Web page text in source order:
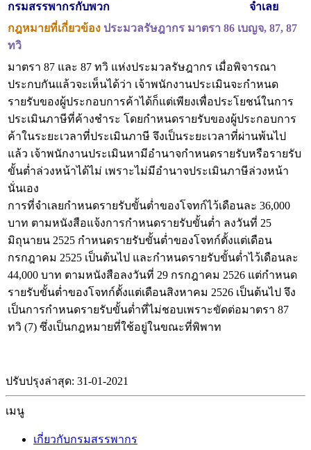
กรมสรรพากรกับพวก
จำเลย
กฎหมายที่เกี่ยวข้อง ประมวลรัษฎากร มาตรา 86 เบญจ, 87, 87
ทวิ
มาตรา 87 และ 87 ทวิ แห่งประมวลรัษฎากร เมื่อพิจารณา
ประกบกันแล้วจะเห็นได้ว่า เจ้าพนักงานประเมินจะกำหนด
รายรับของผู้ประกอบการค้าได้ก็แต่เพียงเพื่อประโยชน์ในการ
ประเมินภาษีที่ค้างชำระ โดยกำหนดรายรับของผู้ประกอบการ
ค้าในระยะเวลาที่ประเมินภาษี จึงเป็นระยะเวลาที่ผ่านพ้นไป
แล้ว เจ้าพนักงานประเมินหามีอำนาจกำหนดรายรับหรือรายรับ
ขั้นต่ำล่วงหน้าได้ไม่ เพราะไม่มีอำนาจประเมินภาษีล่วงหน้า
นั่นเอง
การที่จำเลยกำหนดรายรับขั้นต่ำของโจทก์ไว้เดือนละ 36,000
บาท ตามหนังสือแจ้งการกำหนดรายรับขั้นต่ำ ลงวันที่ 25
มิถุนายน 2525 กำหนดรายรับขั้นต่ำของโจทก์ตั้งแต่เดือน
กรกฎาคม 2525 เป็นต้นไป และกำหนดรายรับขั้นต่ำไว้เดือนละ
44,000 บาท ตามหนังสือลงวันที่ 29 กรกฎาคม 2526 แต่กำหนด
รายรับขั้นต่ำของโจทก์ตั้งแต่เดือนสิงหาคม 2526 เป็นต้นไป จึง
เป็นการกำหนดรายรับขั้นต่ำที่ไม่ชอบเพราะขัดต่อมาตรา 87
ทวิ (7) ซึ่งเป็นกฎหมายที่ใช้อยู่ในขณะที่พิพาท
ปรับปรุงล่าสุด: 31-01-2021
เมนู
เกี่ยวกับกรมสรรพากร